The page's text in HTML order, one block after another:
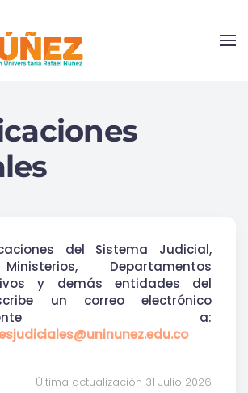
del Sistema Judicial,
Departamentos
y demás entidades del
un correo electrónico
a:
Última actualización 31 Julio 2026